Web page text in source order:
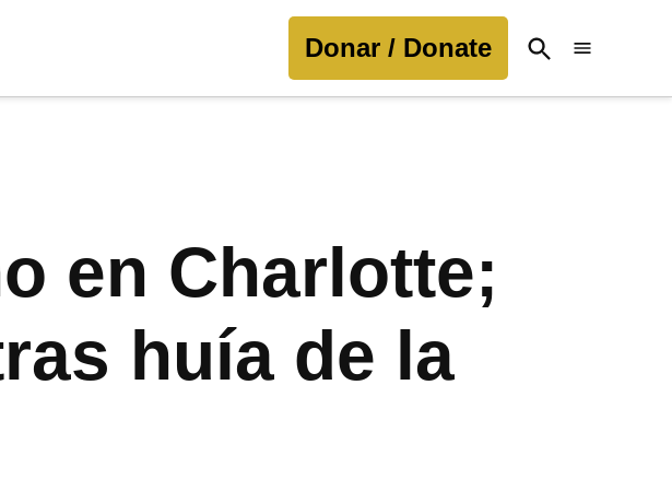
Donar / Donate
Open
Search
en Charlotte;
huía de la